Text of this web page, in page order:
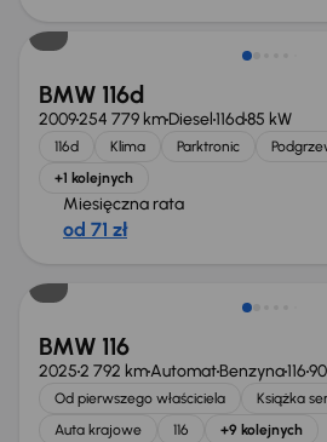
BMW 116d
2009254 779 kmDiesel116d85 kW
116d Klima Parktronic
+1 kolejnych
Miesięczna rata
od 71 zł
BMW 116
20252 792 kmAutomatBenzyna116
Od pierwszego właściciela
Książka
Auta krajowe
116 +9 kolejnych